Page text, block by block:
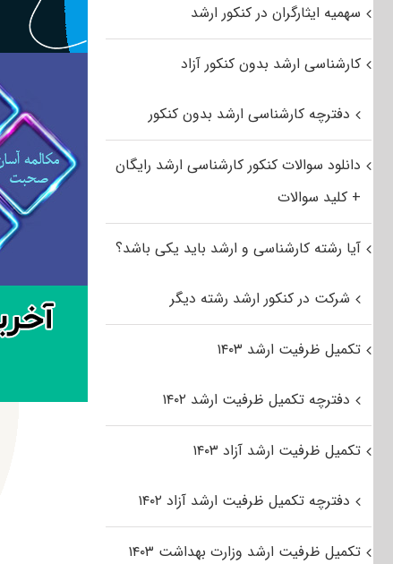
سهمیه ایثارگران در کنکور ارشد
کارشناسی ارشد بدون کنکور آزاد
دفترچه کارشناسی ارشد بدون کنکور
دانلود سوالات کنکور کارشناسی ارشد رایگان
+ کلید سوالات
آیا رشته کارشناسی و ارشد باید یکی باشد؟
شرکت در کنکور ارشد رشته دیگر
تکمیل ظرفیت ارشد ۱۴۰۳
دفترچه تکمیل ظرفیت ارشد ۱۴۰۲
تکمیل ظرفیت ارشد آزاد ۱۴۰۳
دفترچه تکمیل ظرفیت ارشد آزاد ۱۴۰۲
تکمیل ظرفیت ارشد وزارت بهداشت ۱۴۰۳